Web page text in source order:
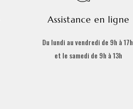
Assistance en ligne
Du lundi au vendredi de 9h à
et le samedi de 9h à 13h